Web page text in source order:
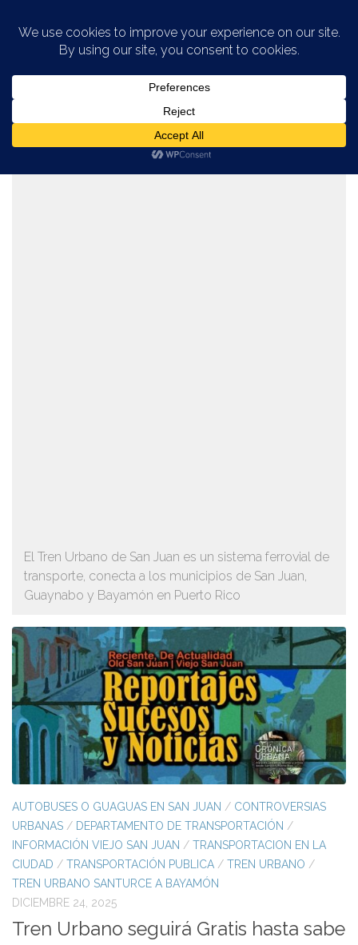
TREN URBANO
El Tren Urbano de San Juan es un sistema ferrovial de
transporte, conecta a los municipios de San Juan,
Guaynabo y Bayamón en Puerto Rico
AUTOBUSES O GUAGUAS EN SAN JUAN / CONTROVERSIAS
URBANAS / DEPARTAMENTO DE TRANSPORTACIÓN /
INFORMACIÓN VIEJO SAN JUAN / TRANSPORTACION EN LA
CIUDAD / TRANSPORTACIÓN PUBLICA / TREN URBANO /
TREN URBANO SANTURCE A BAYAMÓN
DICIEMBRE 24, 2025
Tren Urbano seguirá Gratis hasta sabe